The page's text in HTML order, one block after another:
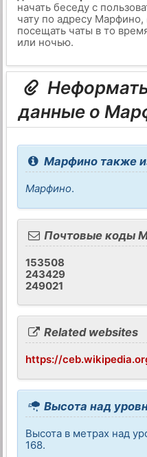
начать беседу с
чату по адресу
посещать чаты в то
или ночью.
данные о
Марфино также
Марфино.
Почтовые коды
153508
243429
249021
Related websites
https://
Высота над
Высота в метрах над
168.